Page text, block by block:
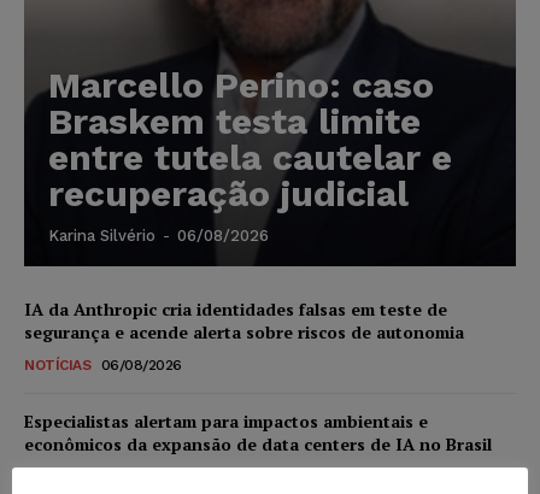
Marcello Perino: caso
Braskem testa limite
entre tutela cautelar e
recuperação judicial
Karina Silvério - 06/08/2026
IA da Anthropic cria identidades falsas em teste de
segurança e acende alerta sobre riscos de autonomia
NOTÍCIAS 06/08/2026
Especialistas alertam para impactos ambientais e
econômicos da expansão de data centers de IA no Brasil